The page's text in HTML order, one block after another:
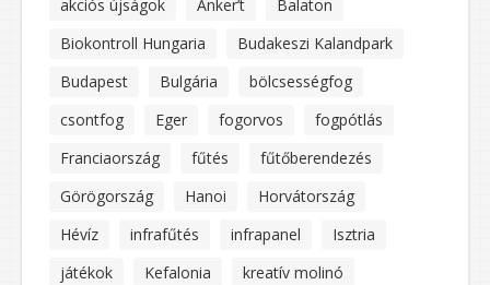
akciós újságok
Anker’t
Balaton
Biokontroll Hungaria
Budakeszi Kalandpark
Budapest
Bulgária
bölcsességfog
csontfog
Eger fogorvos
fogpótlás
Franciaország
fűtés
fűtőberendezés
Görögország
Hanoi
Horvátország
Hévíz
infrafűtés infrapanel
Isztria
játékok
Kefalonia
kreatív molinó